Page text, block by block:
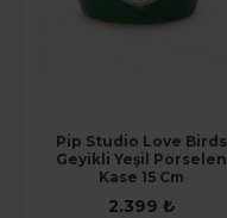
Pip Studio Love Birds
Geyikli Yeşil Porselen
Kase 15 Cm
2.399 ₺